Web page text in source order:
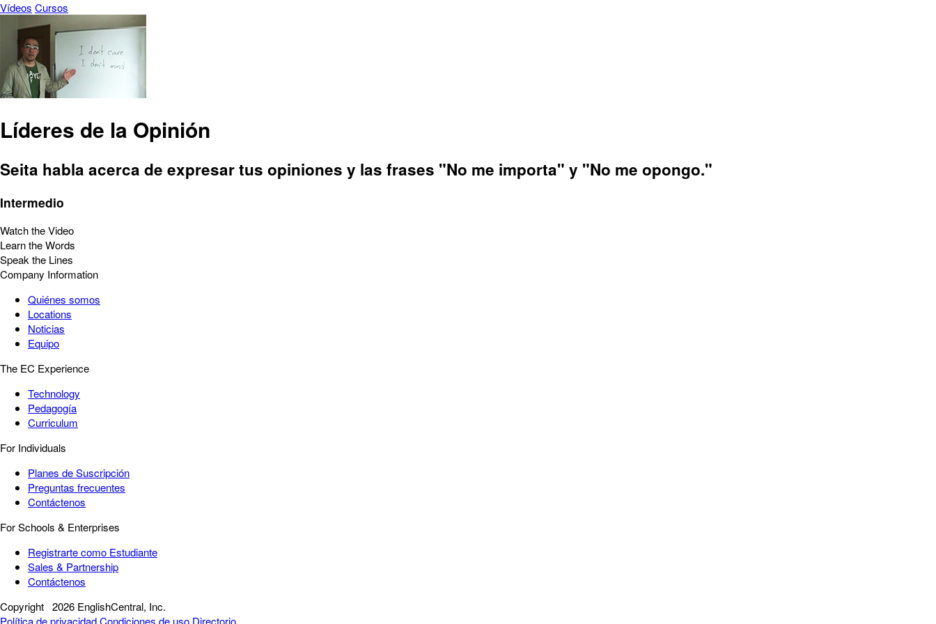
Vídeos Cursos
Líderes de la Opinión
Seita habla acerca de expresar tus opiniones y las frases "No me importa" y "No me opongo."
Intermedio
Watch the Video
Learn the Words
Speak the Lines
Company Information
Quiénes somos
Locations
Noticias
Equipo
The EC Experience
Technology
Pedagogía
Curriculum
For Individuals
Planes de Suscripción
Preguntas frecuentes
Contáctenos
For Schools & Enterprises
Registrarte como Estudiante
Sales & Partnership
Contáctenos
Copyright 2026 EnglishCentral, Inc.